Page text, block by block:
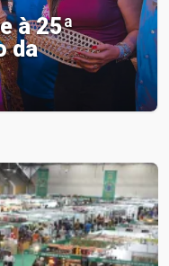
à 25ª
da